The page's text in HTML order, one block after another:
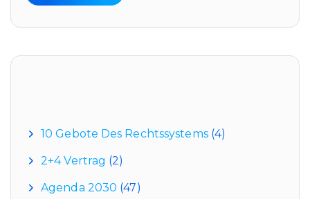
10 Gebote Des Rechtssystems(4)
2+4 Vertrag (2)
Agenda 2030 (47)